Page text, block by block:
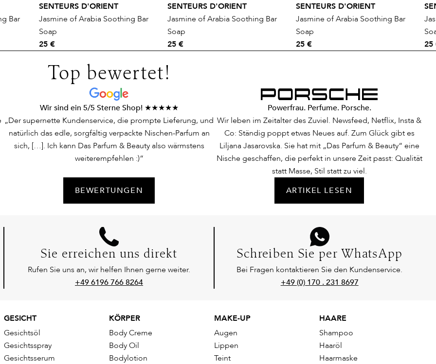
Bar
SENTEURS D'ORIENT
Jasmine of Arabia Soothing Bar
Soap
25 €
SENTEURS D'ORIENT
Jasmine of Arabia Soothing Bar
Soap
25 €
SENTEURS D'ORIENT
Jasmine of Arabia Soothing Bar
Soap
25 €
25
Top bewertet!
Wir sind ein 5/5 Sterne Shop! ★★★★★
„Der supernette Kundenservice, die prompte Lieferung, und
natürlich das edle, sorgfältig verpackte Nischen-Parfum an
sich, […]. Ich kann Das Parfum & Beauty also wärmstens
weiterempfehlen :)“
BEWERTUNGEN
Powerfrau. Perfume. Porsche.
Wir leben im Zeitalter des Zuviel. Newsfeed, Netflix, Insta &
Co: Ständig poppt etwas Neues auf. Zum Glück gibt es
Liljana Jasarovska. Sie hat mit „Das Parfum & Beauty“ eine
Nische geschaffen, die perfekt in unsere Zeit passt: Qualität
statt Masse, Stil statt zu viel.
ARTIKEL LESEN
Sie erreichen uns direkt
Rufen Sie uns an, wir helfen Ihnen gerne weiter.
+49 6196 766 8264
Schreiben Sie per WhatsApp
Bei Fragen kontaktieren Sie den Kundenservice.
+49 (0) 170 . 231 8697
GESICHT
Gesichtsöl
Gesichtsspray
Gesichtsserum
KÖRPER
Body Creme
Body Oil
Bodylotion
MAKE-UP
Augen
Lippen
Teint
HAARE
Shampoo
Haaröl
Haarmaske